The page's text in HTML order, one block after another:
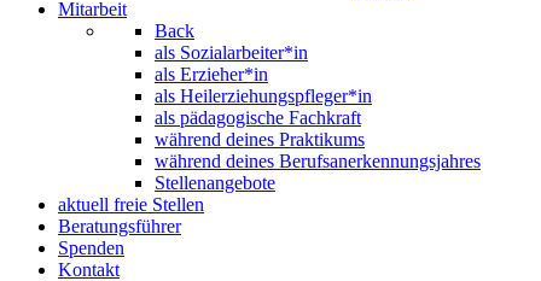
Mitarbeit
Back
als Sozialarbeiter*in
als Erzieher*in
als Heilerziehungspfleger*in
als pädagogische Fachkraft
während deines Praktikums
während deines Berufsanerkennungsjahres
Stellenangebote
aktuell freie Stellen
Beratungsführer
Spenden
Kontakt